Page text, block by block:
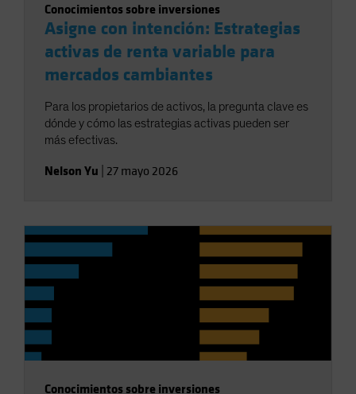
Conocimientos sobre inversiones
Asigne con intención: Estrategias
activas de renta variable para
mercados cambiantes
Para los propietarios de activos, la pregunta clave es
dónde y cómo las estrategias activas pueden ser
más efectivas.
Nelson Yu 27 mayo 2026
Conocimientos sobre inversiones